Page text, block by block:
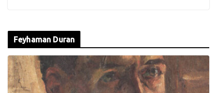
Feyhaman Duran